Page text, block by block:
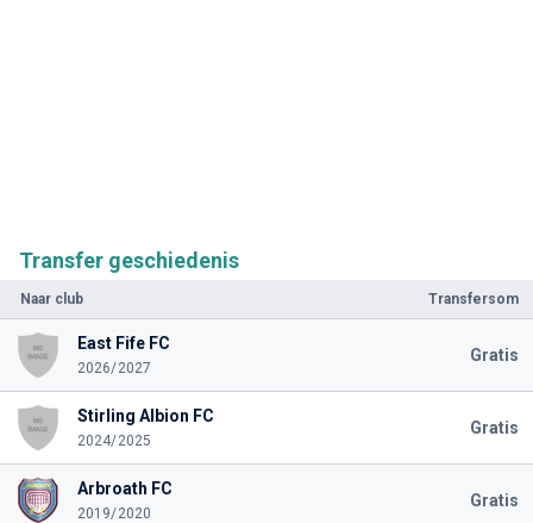
Transfer geschiedenis
Naar club Transfersom
East Fife FC
2026/2027
Gratis
Stirling Albion FC
2024/2025
Gratis
Arbroath FC
2019/2020
Gratis